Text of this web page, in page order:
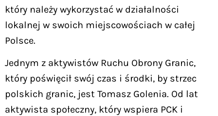
który należy wykorzystać w działalności
lokalnej w swoich miejscowościach w całej
Polsce.
Jednym z aktywistów Ruchu Obrony Granic,
który poświęcił swój czas i środki, by strzec
polskich granic, jest Tomasz Golenia. Od lat
aktywista społeczny, który wspiera PCK i